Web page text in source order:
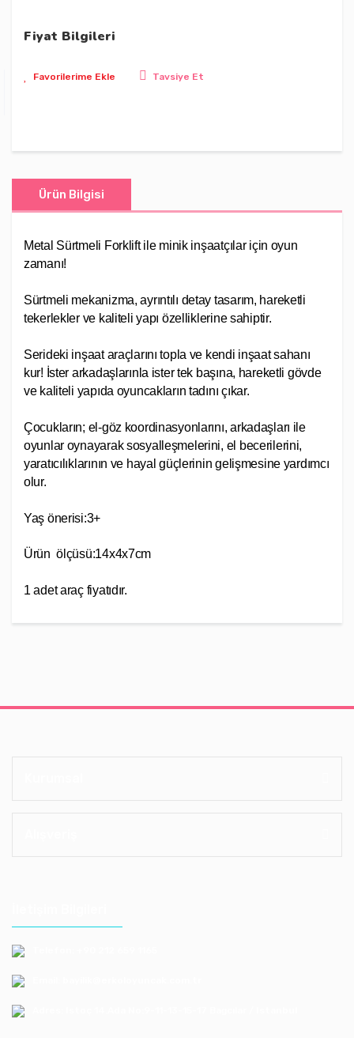
Fiyat Bilgileri
Tavsiye Et
Ürün Bilgisi
Metal Sürtmeli Forklift ile minik inşaatçılar için oyun
zamanı!
Sürtmeli mekanizma, ayrıntılı detay tasarım, hareketli
tekerlekler ve kaliteli yapı özelliklerine sahiptir.
Serideki inşaat araçlarını topla ve kendi inşaat sahanı
kur! İster arkadaşlarınla ister tek başına, hareketli gövde
ve kaliteli yapıda oyuncakların tadını çıkar.
Çocukların; el-göz koordinasyonlarını, arkadaşları ile
oyunlar oynayarak sosyalleşmelerini, el becerilerini,
yaratıcılıklarının ve hayal güçlerinin gelişmesine yardımcı
olur.
Yaş önerisi:3+
Ürün ölçüsü:14x4x7cm
1 adet araç fiyatıdır.